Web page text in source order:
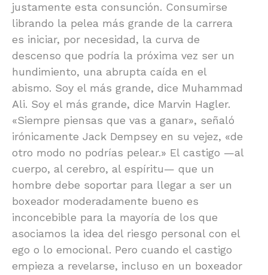
justamente esta consunción. Consumirse
librando la pelea más grande de la carrera
es iniciar, por necesidad, la curva de
descenso que podría la próxima vez ser un
hundimiento, una abrupta caída en el
abismo. Soy el más grande, dice Muhammad
Ali. Soy el más grande, dice Marvin Hagler.
«Siempre piensas que vas a ganar», señaló
irónicamente Jack Dempsey en su vejez, «de
otro modo no podrías pelear.» El castigo —al
cuerpo, al cerebro, al espíritu— que un
hombre debe soportar para llegar a ser un
boxeador moderadamente bueno es
inconcebible para la mayoría de los que
asociamos la idea del riesgo personal con el
ego o lo emocional. Pero cuando el castigo
empieza a revelarse, incluso en un boxeador